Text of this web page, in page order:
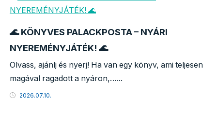
🌊 KÖNYVES PALACKPOSTA – NYÁRI
NYEREMÉNYJÁTÉK! 🌊
Olvass, ajánlj és nyerj! Ha van egy könyv, ami teljesen
magával ragadott a nyáron,…...
2026.07.10.